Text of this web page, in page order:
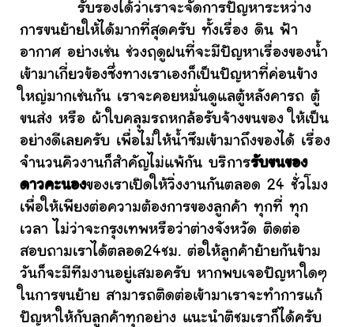
รับรองได้ว่าเราจะจัดการปัญหาระหว่าง
การขนย้ายให้ได้มากที่สุดครับ ทั้งเรื่อง ดิน ฟ้า
อากาศ อย่างเช่น ช่วงฤดูฝนที่จะมีปัญหาเรื่องของน้ำ
เข้ามาเกี่ยวข้องซึ่งทางเราเองก็เป็นปัญหาที่ค่อนข้าง
ใหญ่มากเช่นกัน เราจะคอยหมั่นดูแลตู้หลังคารถ ตู้
ขนส่ง หรือ ผ้าใบคลุมรถหกล้อรับจ้างขนของ ให้เป็น
อย่างดีเลยครับ เพื่อไม่ให้น้ำซึมเข้ามาถึงของได้ เรื่อง
จำนวนคิวงานก็สำคัญไม่แพ้กัน บริการรับขนของ
ดาวคะนองของเราเปิดให้วิ่งงานกันตลอด 24 ชั่วโมง
เพื่อให้เพียงต่อความต้องการของลูกค้า ทุกที่ ทุก
เวลา ไม่ว่าจะกรุงเทพหรือว่าต่างจังหวัด ติดต่อ
สอบถามเราได้ตลอด24ชม. ต่อให้ลูกค้าย้ายกันข้าม
วันก็จะมีทีมงานอยู่เสมอครับ หากพบเจอปัญหาใดๆ
ในการขนย้าย สามารถติดต่อเข้ามาเราจะทำการแก้
ปัญหาให้กับลูกค้าทุกอย่าง แนะนำติชมเราก็ได้ครับ